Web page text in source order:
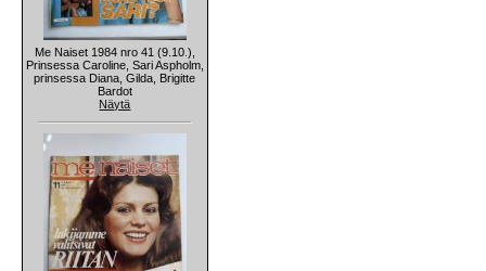
Me Naiset 1984 nro 41 (9.10.),
Prinsessa Caroline, Sari Aspholm,
prinsessa Diana, Gilda, Brigitte
Bardot
Näytä